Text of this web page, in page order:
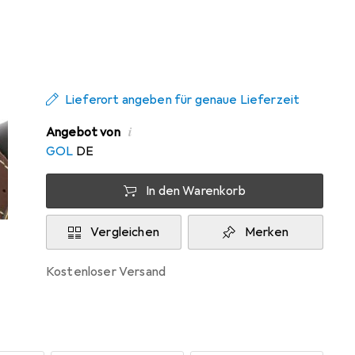
Lieferort angeben für genaue Lieferzeit
Angebot von i
GOL DE
In den Warenkorb
Vergleichen Merken
kostenloser Versand